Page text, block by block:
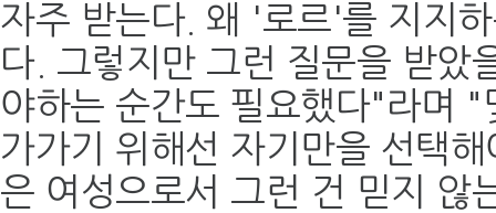
자주 받는다. 왜 '로르'를 지지
다. 그렇지만 그런 질문을 받았
야하는 순간도 필요했다"라며
가가기 위해선 자기만을 선택
은 여성으로서 그런 건 믿지 않